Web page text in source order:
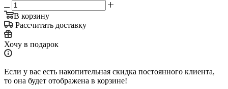
В корзину
Рассчитать доставку
Хочу в подарок
Если у вас есть накопительная скидка постоянного клиента,
то она будет отображена в корзине!